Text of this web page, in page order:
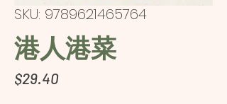
SKU: 9789621465764
港人港菜
$29.40Price